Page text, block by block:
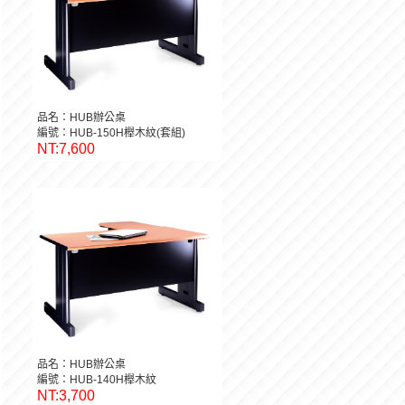
品名：HUB辦公桌
編號：HUB-150H櫸木紋(套組)
NT:7,600
品名：HUB辦公桌
編號：HUB-140H櫸木紋
NT:3,700